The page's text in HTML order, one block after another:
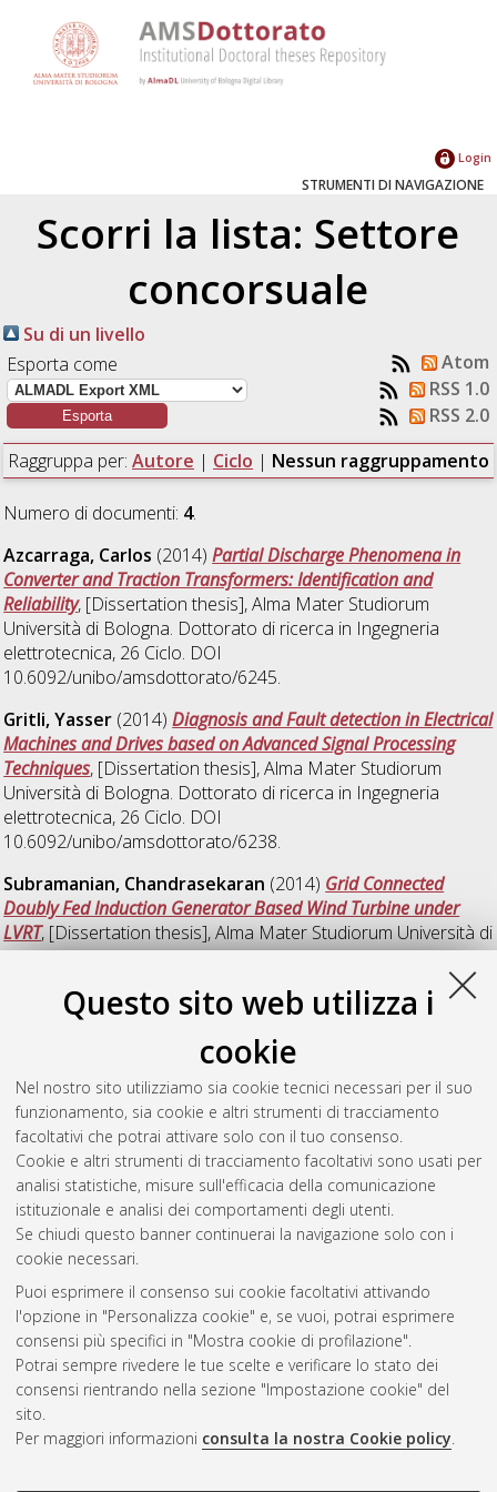
Questo sito web utilizza i
cookie
Nel nostro sito utilizziamo sia cookie tecnici necessari per il suo
funzionamento, sia cookie e altri strumenti di tracciamento
facoltativi che potrai attivare solo con il tuo consenso.
Cookie e altri strumenti di tracciamento facoltativi sono usati per
analisi statistiche, misure sull'efficacia della comunicazione
istituzionale e analisi dei comportamenti degli utenti.
Se chiudi questo banner continuerai la navigazione solo con i
cookie necessari.
Puoi esprimere il consenso sui cookie facoltativi attivando
l'opzione in "Personalizza cookie" e, se vuoi, potrai esprimere
consensi più specifici in "Mostra cookie di profilazione".
Potrai sempre rivedere le tue scelte e verificare lo stato dei
consensi rientrando nella sezione "Impostazione cookie" del
sito.
Per maggiori informazioni consulta la nostra Cookie policy.
Login
STRUMENTI DI NAVIGAZIONE
Scorri la lista: Settore
concorsuale
Su di un livello
Esporta come
Atom
RSS 1.0
RSS 2.0
Raggruppa per: Autore | Ciclo | Nessun raggruppamento
Numero di documenti: 4.
Azcarraga, Carlos (2014)Partial Discharge Phenomena in
Converter and Traction Transformers: Identification and
Reliability, [Dissertation thesis], Alma Mater Studiorum
Università di Bologna. Dottorato di ricerca in Ingegneria
elettrotecnica, 26 Ciclo. DOI
10.6092/unibo/amsdottorato/6245.
Gritli, Yasser (2014)Diagnosis and Fault detection in Electrical
Machines and Drives based on Advanced Signal Processing
Techniques, [Dissertation thesis], Alma Mater Studiorum
Università di Bologna. Dottorato di ricerca in Ingegneria
elettrotecnica, 26 Ciclo. DOI
10.6092/unibo/amsdottorato/6238.
Subramanian, Chandrasekaran (2014) Grid Connected
Doubly Fed Induction Generator Based Wind Turbine under
LVRT, [Dissertation thesis], Alma Mater Studiorum Università di
Bologna. Dottorato di ricerca inIngegneria elettrotecnica, 26
Verardi, Luca(2014) Aging of nuclear power plant cables: in
search of non-destructive diagnostic quantities
thesis], Alma Mater Studiorum Università di Bologna.
Dottorato di ricerca inIngegneria elettrotecnica, 26 Ciclo. DOI
10.6092/unibo/amsdottorato/6246.
Questa lista e' stata generata il Wed Aug 5 20:37:48 2026
Atom
Rss 1.0
Rss 2.0
ISSN: 2038-7946